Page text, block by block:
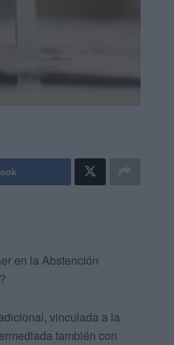
en la Abstención
vinculada a la
también con